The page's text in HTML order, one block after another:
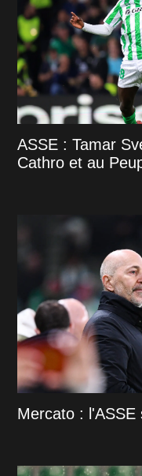
ASSE : Tamar
Cathro et au
Mercato : l'ASSE